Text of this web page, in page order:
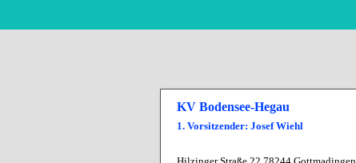
KV Bodensee-Hegau
1. Vorsitzender: Josef Wiehl